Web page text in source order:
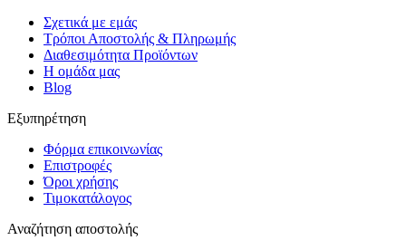
Σχετικά με εμάς
Τρόποι Αποστολής & Πληρωμής
Διαθεσιμότητα Προϊόντων
Η ομάδα μας
Blog
Εξυπηρέτηση
Φόρμα επικοινωνίας
Επιστροφές
Όροι χρήσης
Τιμοκατάλογος
Αναζήτηση αποστολής